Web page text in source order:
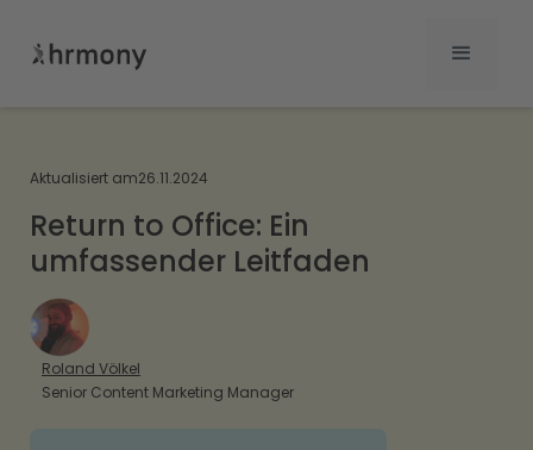
Aktualisiert am26.11.2024
Return to Office: Ein
umfassender Leitfaden
Roland Völkel
Senior Content Marketing Manager